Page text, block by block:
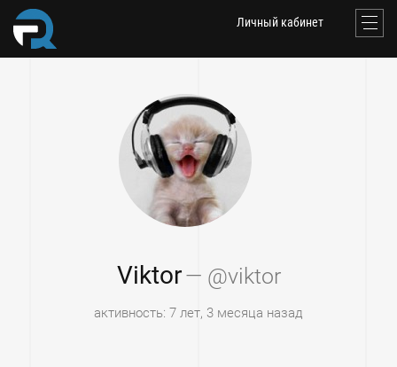
Личный кабинет
Viktor— @viktor
активность: 7 лет, 3 месяца назад